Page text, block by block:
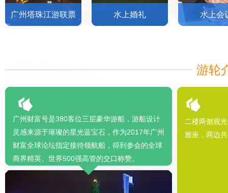
广州塔珠江游联票 水上婚礼 水上会
游轮
广州财富号是380客位三层豪华游船，游船设计
灵感来源于璀璨的星光蓝宝石，作为2017年广州
财富全球论坛指定接待领航船，得到参会的全球
商界精英、世界500强高管的交口称赞。
二楼两侧观
雅座，两边